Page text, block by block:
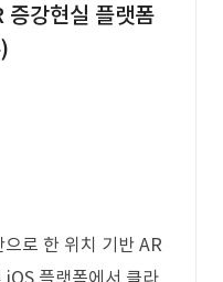
강현실 플랫폼
로 한 위치 기반 AR
플랫폼에서 클라